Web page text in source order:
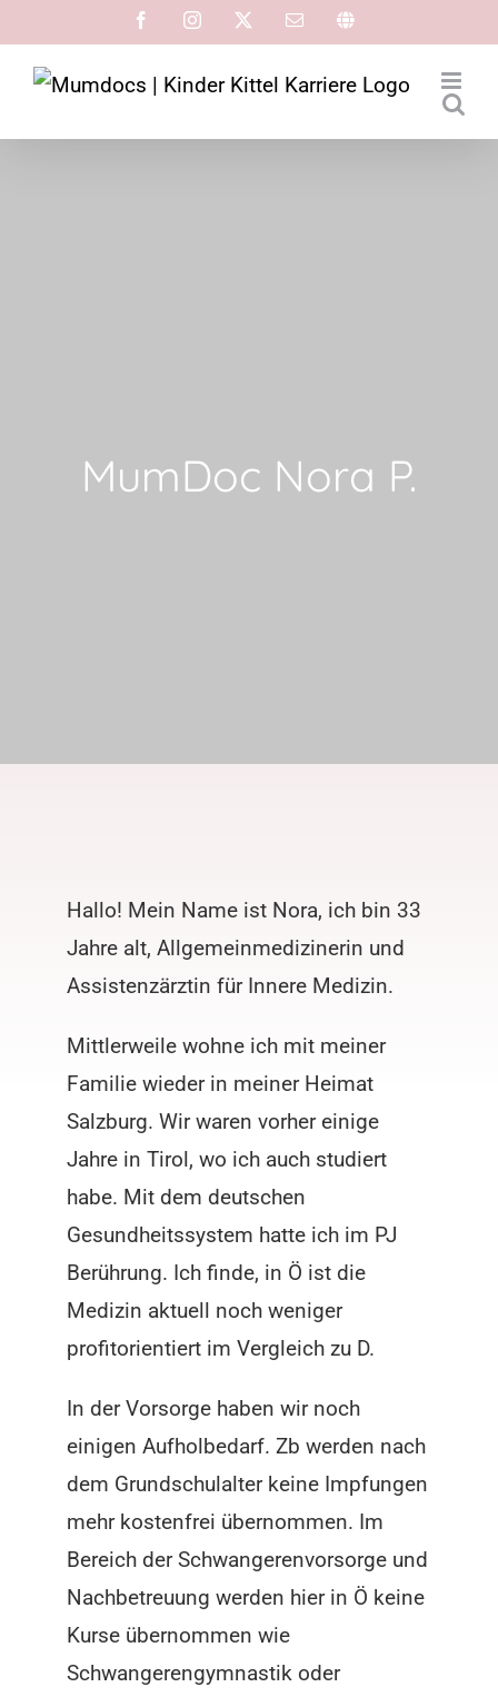
MumDoc Nora P.
Hallo! Mein Name ist Nora, ich bin 33
Jahre alt, Allgemeinmedizinerin und
Assistenzärztin für Innere Medizin.
Mittlerweile wohne ich mit meiner
Familie wieder in meiner Heimat
Salzburg. Wir waren vorher einige
Jahre in Tirol, wo ich auch studiert
habe. Mit dem deutschen
Gesundheitssystem hatte ich im PJ
Berührung. Ich finde, in Ö ist die
Medizin aktuell noch weniger
profitorientiert im Vergleich zu D.
In der Vorsorge haben wir noch
einigen Aufholbedarf. Zb werden nach
dem Grundschulalter keine Impfungen
mehr kostenfrei übernommen. Im
Bereich der Schwangerenvorsorge und
Nachbetreuung werden hier in Ö keine
Kurse übernommen wie
Schwangerengymnastik oder